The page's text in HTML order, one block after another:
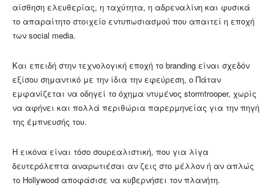
αίσθηση ελευθερίας, η ταχύτητα, η αδρεναλίνη και φυσικά
το απαραίτητο στοιχείο εντυπωσιασμού που απαιτεί η εποχή
των social media.
Και επειδή στην τεχνολογική εποχή το branding είναι σχεδόν
εξίσου σημαντικό με την ίδια την εφεύρεση, ο Πάταν
εμφανίζεται να οδηγεί το όχημα ντυμένος stormtrooper, χωρίς
να αφήνει και πολλά περιθώρια παρερμηνείας για την πηγή
της έμπνευσής του.
Η εικόνα είναι τόσο σουρεαλιστική, που για λίγα
δευτερόλεπτα αναρωτιέσαι αν ζεις στο μέλλον ή αν απλώς
το Hollywood αποφάσισε να κυβερνήσει τον πλανήτη.